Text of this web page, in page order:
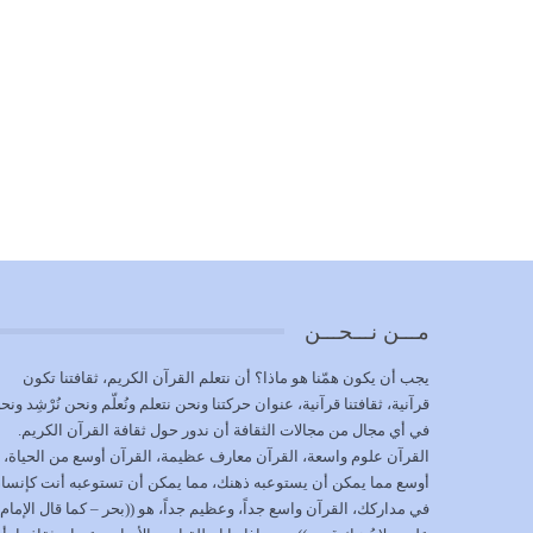
مـــن نـــحـــن
يجب أن يكون همّنا هو ماذا؟ أن نتعلم القرآن الكريم، ثقافتنا تكون
قرآنية، ثقافتنا قرآنية، عنوان حركتنا ونحن نتعلم ونُعلّم ونحن نُرْشِد
في أي مجال من مجالات الثقافة أن ندور حول ثقافة القرآن الكريم.
القرآن علوم واسعة، القرآن معارف عظيمة، القرآن أوسع من الحياة،
أوسع مما يمكن أن يستوعبه ذهنك، مما يمكن أن تستوعبه أنت
في مداركك، القرآن واسع جداً، وعظيم جداً، هو ((بحر – كما قال الإمام